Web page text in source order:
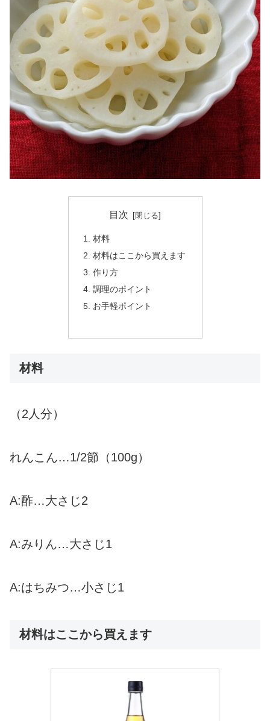
目次
材料
材料はここから買えます
作り方
調理のポイント
お手軽ポイント
材料
（2人分）
れんこん…1/2節（100g）
A:酢…大さじ2
A:みりん…大さじ1
A:はちみつ…小さじ1
材料はここから買えます